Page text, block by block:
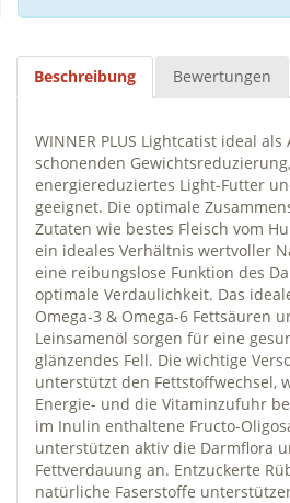
Beschreibung Bewertungen
WINNER PLUS Lightcatist ideal
schonenden
energiereduziertes Light-Futter
geeignet. Die optimale
Zutaten wie bestes Fleisch vom
ein ideales Verhältnis wertvoller
eine reibungslose Funktion des
optimale Verdaulichkeit. Das
Omega-3 & Omega-6 Fettsäuren
Leinsamenöl sorgen für eine
glänzendes Fell. Die wichtige
unterstützt den Fettstoffwechsel,
Energie- und die Vitaminzufuhr
im Inulin enthaltene Fructo-
unterstützen aktiv die Darmflora
Fettverdauung an. Entzuckerte
natürliche Faserstoffe